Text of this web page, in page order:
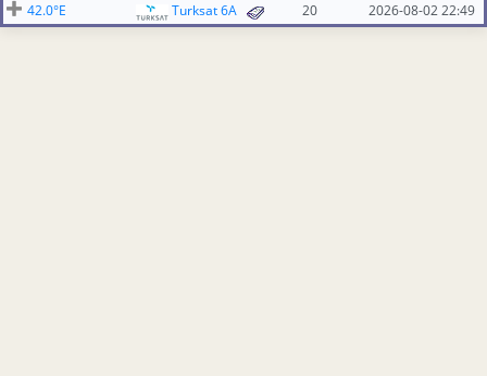
42.0°E
Turksat 6A 20 2026-08-02 22:49